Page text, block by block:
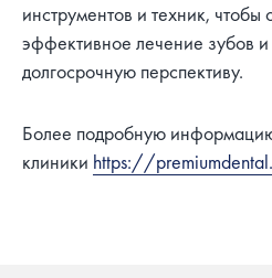
инструментов и техник, чтобы
эффективное лечение зубов
долгосрочную перспективу.
Более подробную
клиники https://